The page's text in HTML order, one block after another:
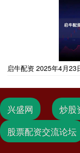
启牛配资 2025年4月23
兴盛网 炒股
股票配资交流论坛